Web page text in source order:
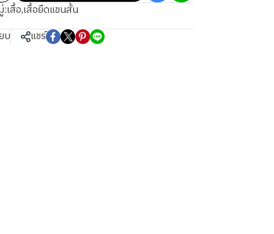
:เสื้อ,เสื้อยืดแขนสั้น
บ แชร์